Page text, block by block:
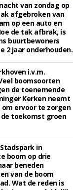
van zondag op
afgebroken van
op een auto en
de tak afbrak, is
buurtbewoners
2 jaar onderhouden.
i.v.m.
boomsoorten
de toenemende
Kerken neemt
ervoor te zorgen
toekomst groen
in
boom op drie
beneden
van de boom
Wat de reden is